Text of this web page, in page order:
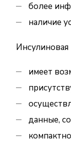
более
наличие
имеет
данные,